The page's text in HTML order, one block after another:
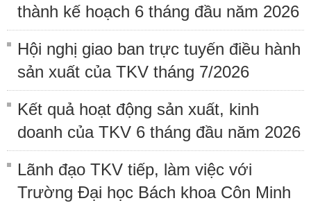
thành kế hoạch 6 tháng đầu năm 2026
Hội nghị giao ban trực tuyến điều hành
sản xuất của TKV tháng 7/2026
Kết quả hoạt động sản xuất, kinh
doanh của TKV 6 tháng đầu năm 2026
Lãnh đạo TKV tiếp, làm việc với
Trường Đại học Bách khoa Côn Minh